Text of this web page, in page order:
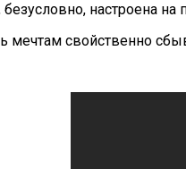
безусловно, настроена
мечтам свойственно